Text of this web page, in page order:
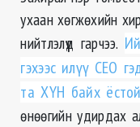
ухаан хөгжөхийн
нийтлэлүүд гарчээ.
гэхээс илүү CEO
та ХҮН байх
өнөөгийн удирдах